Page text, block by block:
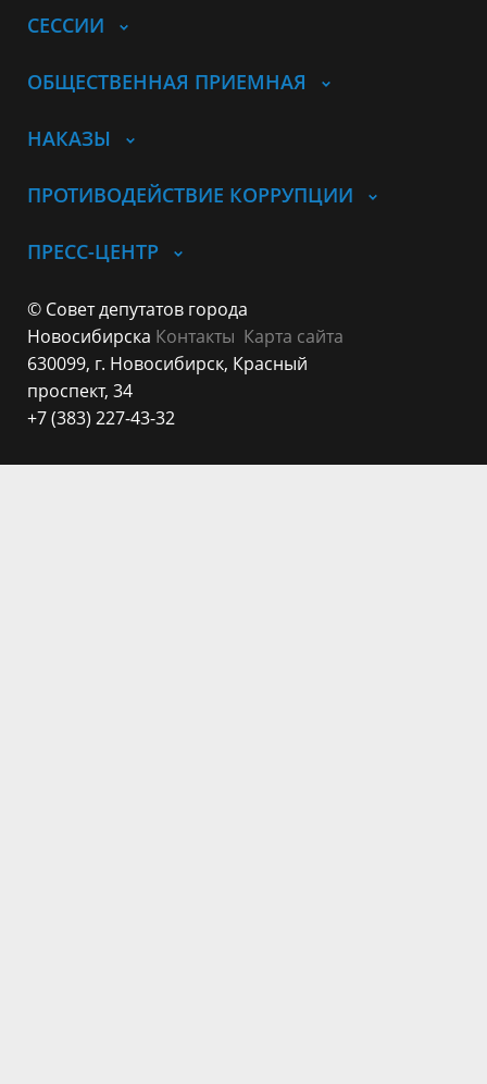
СЕССИИ
ОБЩЕСТВЕННАЯ ПРИЕМНАЯ
НАКАЗЫ
ПРОТИВОДЕЙСТВИЕ КОРРУПЦИИ
ПРЕСС-ЦЕНТР
© Совет депутатов города
Новосибирска Контакты Карта сайта
630099, г. Новосибирск, Красный
проспект, 34
+7 (383) 227-43-32